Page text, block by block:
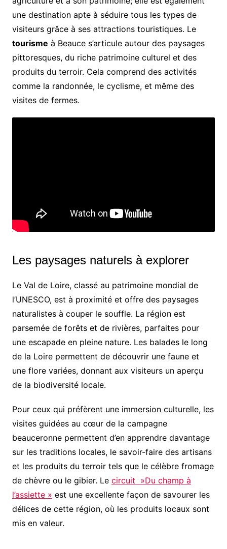
une destination apte à séduire tous les types de
visiteurs grâce à ses attractions touristiques. Le
tourisme à Beauce s’articule autour des paysages
pittoresques, du riche patrimoine culturel et des
produits du terroir. Cela comprend des activités
comme la randonnée, le cyclisme, et même des
visites de fermes.
Les paysages naturels à explorer
Le Val de Loire, classé au patrimoine mondial de
l’UNESCO, est à proximité et offre des paysages
naturalistes à couper le souffle. La région est
parsemée de forêts et de rivières, parfaites pour
une escapade en pleine nature. Les balades le long
de la Loire permettent de découvrir une faune et
une flore variées, donnant aux visiteurs un aperçu
de la biodiversité locale.
Pour ceux qui préfèrent une immersion culturelle, les
visites guidées au cœur de la campagne
beauceronne permettent d’en apprendre davantage
sur les traditions locales, le savoir-faire des artisans
et les produits du terroir tels que le célèbre fromage
de chèvre ou le gibier. Le circuit »Du champ à
l’assiette » est une excellente façon de savourer les
délices de cette région, où les produits locaux sont
mis en valeur.